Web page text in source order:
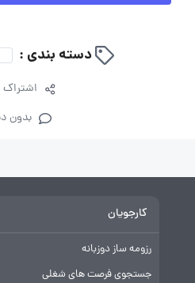
دسته بندی :
اشتراک
بدون
کارجویان
رزومه ساز دوزبانه
جستجوی فرصت های شغلی